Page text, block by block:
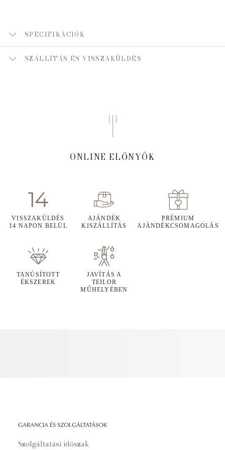
SPECIFIKÁCIÓK
SZÁLLÍTÁS ÉS VISSZAKÜLDÉS
ONLINE ELŐNYÖK
VISSZAKÜLDÉS
14 NAPON BELÜL
AJÁNDÉK
KISZÁLLÍTÁS
PRÉMIUM
AJÁNDÉKCSOMAGOLÁS
TANÚSÍTOTT
ÉKSZEREK
JAVÍTÁS A
TEILOR
MŰHELYÉBEN
GARANCIA ÉS SZOLGÁLTATÁSOK
Szolgáltatási időszak